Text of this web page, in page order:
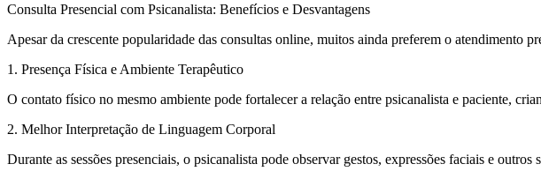
Consulta Presencial com Psicanalista: Benefícios e Desvantagens
Apesar da crescente popularidade das consultas online, muitos ainda preferem o atendimento
1. Presença Física e Ambiente Terapêutico
O contato físico no mesmo ambiente pode fortalecer a relação entre psicanalista e paciente,
2. Melhor Interpretação de Linguagem Corporal
Durante as sessões presenciais, o psicanalista pode observar gestos, expressões faciais e